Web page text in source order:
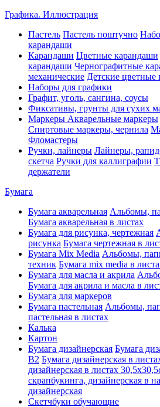
Графика. Иллюстрация
Пастель Пастель поштучно
карандаши
Карандаши Цветные карандаши
карандаши Чернографитные
механические Детские цветные
Наборы для графики
Графит, уголь, сангина, соусы
Фиксативы, грунты для сухих
Маркеры Акварельные маркеры
Спиртовые маркеры, чернила
Фломастеры
Ручки, лайнеры Лайнеры,
скетча Ручки для каллиграфии
держатели
Бумага
Бумага акварельная Альбомы,
Бумага акварельная в листах
Бумага для рисунка, чертежная
рисунка Бумага чертежная в
Бумага Mix Media Альбомы,
техник Бумага mix media в
Бумага для масла и акрила
Бумага для акрила и масла в
Бумага для маркеров
Бумага пастельная Альбомы,
пастельная в листах
Калька
Картон
Бумага дизайнерская Бумага
В2 Бумага дизайнерская в
дизайнерская в листах
скрапбукинга, дизайнерская в
дизайнерская
Скетчбуки обучающие